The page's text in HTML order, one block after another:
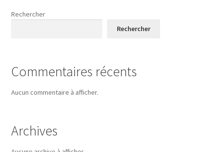
Rechercher
Rechercher
Commentaires récents
Aucun commentaire à afficher.
Archives